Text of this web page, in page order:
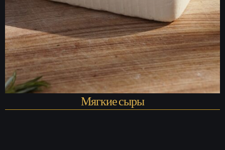
Мягкие сыры